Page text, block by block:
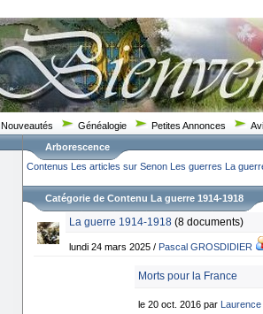
Nouveautés Généalogie Petites Annonces
Arborescence
Contenus Les articles sur Senon Les guerres La
Catégorie de Contenu La guerre 1914-1918
La guerre 1914-1918(8 documents)
lundi 24 mars 2025 / Pascal GROSDIDIER
Morts pour la France
le 20 oct. 2016 par Laurence